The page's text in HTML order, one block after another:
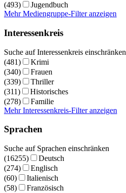
(493)
Jugendbuch
Mehr Mediengruppe-Filter anzeigen
Interessenkreis
Suche auf Interessenkreis einschränken
(481)
Krimi
(340)
Frauen
(339)
Thriller
(311)
Historisches
(278)
Familie
Mehr Interessenkreis-Filter anzeigen
Sprachen
Suche auf Sprachen einschränken
(16255)
Deutsch
(274)
Englisch
(60)
Italienisch
(58)
Französisch